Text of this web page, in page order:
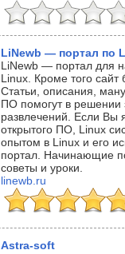
LiNewb — портал по
LiNewb — портал для
Linux. Кроме того сайт
Статьи, описания,
ПО помогут в решении
развлечений. Если Вы
открытого ПО, Linux
опытом в Linux и его
портал. Начинающие
советы и уроки.
linewb.ru
Astra-soft